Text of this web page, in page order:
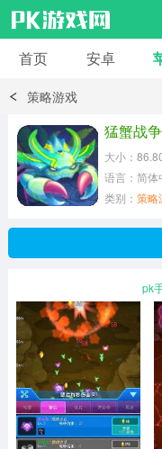
安卓应用
模拟经营
首页 安卓
策略游戏
猛蟹战
大小：
语言：简体
类别： 策略
pk